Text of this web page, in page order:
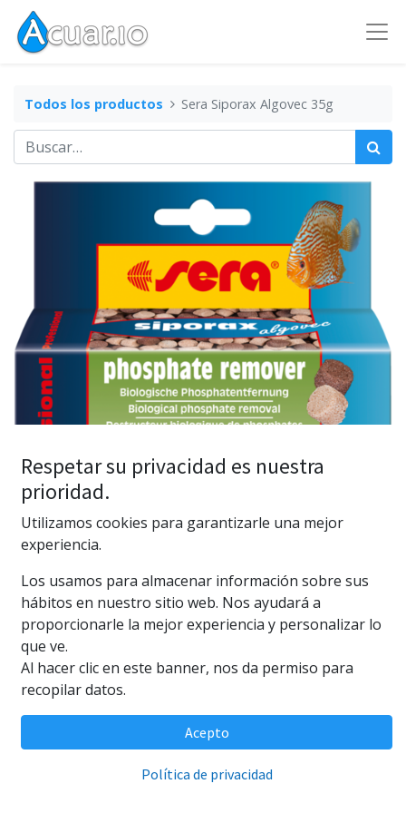
Todos los productos Sera Siporax Algovec 35g
Sera Siporax Algovec 35g
(0 reseña)
Sera Siporax Algovec 35g
3,95€
AÑADIR AL CARRITO
Respetar su privacidad es nuestra
prioridad.
Utilizamos cookies para garantizarle una mejor
experiencia.
Los usamos para almacenar información sobre sus
hábitos en nuestro sitio web. Nos ayudará a
proporcionarle la mejor experiencia y personalizar lo
que ve.
Al hacer clic en este banner, nos da permiso para
recopilar datos.
Acepto
Política de privacidad